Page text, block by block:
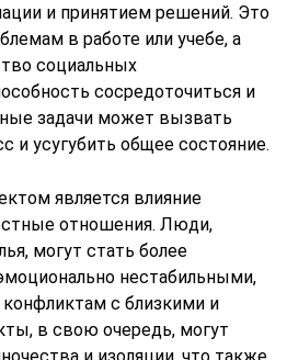
и принятием решений. Это
в работе или учебе, а
социальных
сосредоточиться и
задачи может вызвать
и усугубить общее состояние.
является влияние
отношения. Люди,
могут стать более
нестабильными,
с близкими и
в свою очередь, могут
и изоляции, что также